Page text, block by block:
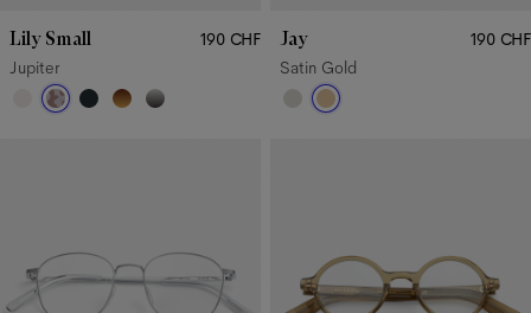
Lily Small
190 CHF
Jupiter
Jay
190 CHF
Satin Gold